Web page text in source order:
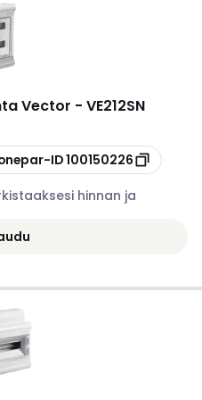
Vector - VE212SN
ID100150226
hinnan ja